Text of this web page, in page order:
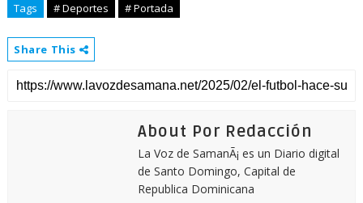
Tags # Deportes # Portada
Share This
About Por Redacción
La Voz de SamanÃ¡ es un Diario digital
de Santo Domingo, Capital de
Republica Dominicana